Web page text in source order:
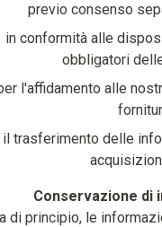
previo consenso
in conformità alle
obbligatori
l'affidamento alle
il trasferimento delle
Conservazione di
di principio, le